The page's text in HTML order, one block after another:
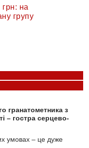
на
групу
гранатометника з
– гостра серцево-
умовах – це дуже